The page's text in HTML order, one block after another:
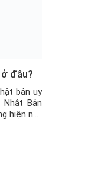
đâu?
bản uy
Bản
hiện nay